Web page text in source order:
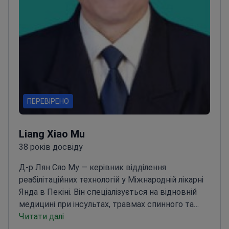
Liang Xiao Mu
Д-р Лян Сяо Му — керівник відділення
реабілітаційних технологій у Міжнародній лікарні
Янда в Пекіні. Він спеціалізується на відновній
медицині при інсультах, травмах спинного та
головного мозку. Д-р Лян має вищу категорію
медичного фахівця. Він є членом Китайської
асоціації реабілітаційної
Читати далі
Отримати безкоштовну консультацію